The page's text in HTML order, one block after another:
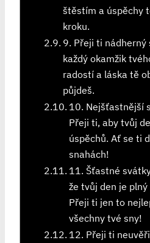
štěstím a úspěchy
kroku.
9. Přeji ti
každý okamžik
radostí a láska tě
půjdeš.
10. Nejšťastnější
Přeji ti, aby tvůj
úspěchů. Ať se ti
snahách!
11. Šťastné
že tvůj den je
Přeji ti jen to
všechny tvé sny!
12. Přeji ti